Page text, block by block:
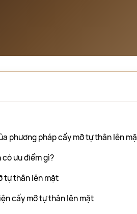
phương pháp cấy mỡ tự thân lên
ưu điểm gì?
tự thân lên mặt
cấy mỡ tự thân lên mặt